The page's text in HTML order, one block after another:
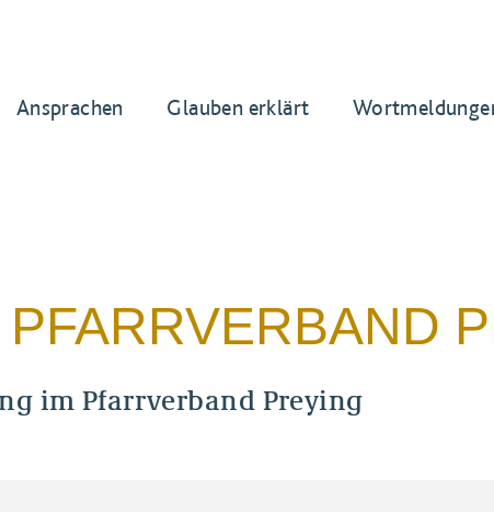
Ansprachen Glauben erklärt
im Pfarrverband Preying